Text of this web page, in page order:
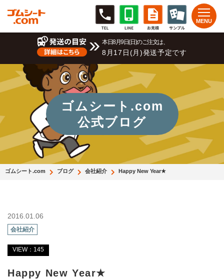
本日8月9日(日)のご注文は、
8月17日(月)発送予定です
ゴムシート.com
公式ブログ
ゴムシート.com ブログ 会社紹介 Happy New Year★
2016.01.06
会社紹介
VIEW：145
Happy New Year★